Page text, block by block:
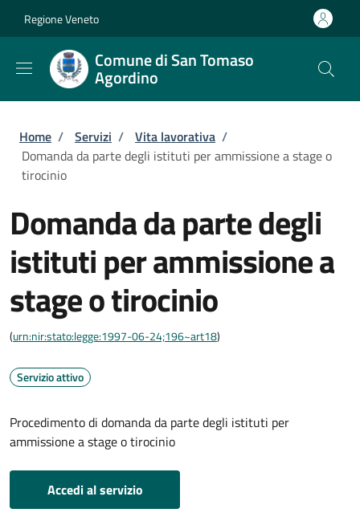
Regione Veneto
Comune di San Tomaso
Agordino
Briciole di pane
Home / Servizi / Vita lavorativa /
Domanda da parte degli istituti per ammissione a stage o
tirocinio
Domanda da parte degli
istituti per ammissione a
stage o tirocinio
(urn:nir:stato:legge:1997-06-24;196~art18)
Servizio attivo
Procedimento di domanda da parte degli istituti per
ammissione a stage o tirocinio
Accedi al servizio